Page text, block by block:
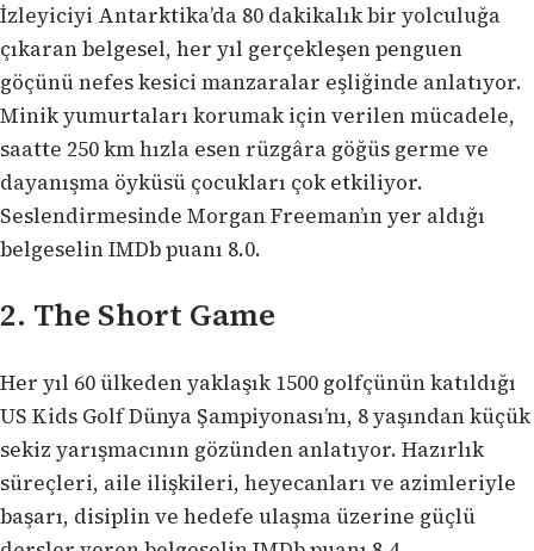
İzleyiciyi Antarktika’da 80 dakikalık bir yolculuğa
çıkaran belgesel, her yıl gerçekleşen penguen
göçünü nefes kesici manzaralar eşliğinde anlatıyor.
Minik yumurtaları korumak için verilen mücadele,
saatte 250 km hızla esen rüzgâra göğüs germe ve
dayanışma öyküsü çocukları çok etkiliyor.
Seslendirmesinde Morgan Freeman’ın yer aldığı
belgeselin IMDb puanı 8.0.
2. The Short Game
Her yıl 60 ülkeden yaklaşık 1500 golfçünün katıldığı
US Kids Golf Dünya Şampiyonası’nı, 8 yaşından küçük
sekiz yarışmacının gözünden anlatıyor. Hazırlık
süreçleri, aile ilişkileri, heyecanları ve azimleriyle
başarı, disiplin ve hedefe ulaşma üzerine güçlü